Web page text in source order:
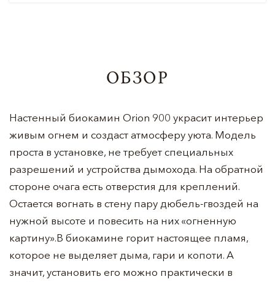
ОБЗОР
Настенный биокамин Orion 900 украсит интерьер
живым огнем и создаст атмосферу уюта. Модель
проста в установке, не требует специальных
разрешений и устройства дымохода. На обратной
стороне очага есть отверстия для креплений.
Остается вогнать в стену пару дюбель-гвоздей на
нужной высоте и повесить на них «огненную
картину».В биокамине горит настоящее пламя,
которое не выделяет дыма, гари и копоти. А
значит, установить его можно практически в